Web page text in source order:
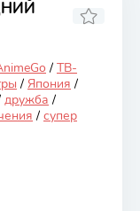
/ ТВ-
/ Япония /
дружба /
/ супер